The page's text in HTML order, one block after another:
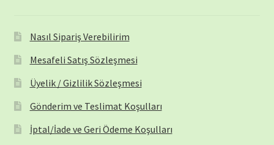
Nasıl Sipariş Verebilirim
Mesafeli Satış Sözleşmesi
Üyelik / Gizlilik Sözleşmesi
Gönderim ve Teslimat Koşulları
İptal/İade ve Geri Ödeme Koşulları